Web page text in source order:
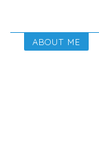
ABOUT ME